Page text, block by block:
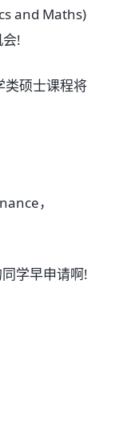
and Maths)
!
硕士课程将
，
学早申请啊!